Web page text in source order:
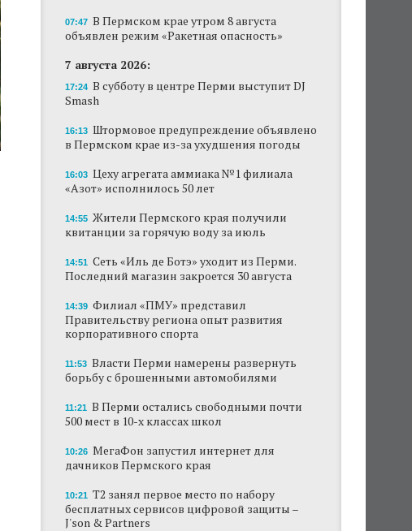
07:47 В Пермском крае утром 8 августа
объявлен режим «Ракетная опасность»
7 августа 2026:
17:24 В субботу в центре Перми выступит DJ
Smash
16:13 Штормовое предупреждение объявлено
в Пермском крае из-за ухудшения погоды
16:03 Цеху агрегата аммиака №1 филиала
«Азот» исполнилось 50 лет
14:55 Жители Пермского края получили
квитанции за горячую воду за июль
14:51 Сеть «Иль де Ботэ» уходит из Перми.
Последний магазин закроется 30 августа
14:39 Филиал «ПМУ» представил
Правительству региона опыт развития
корпоративного спорта
11:53 Власти Перми намерены развернуть
борьбу с брошенными автомобилями
11:21 В Перми остались свободными почти
500 мест в 10-х классах школ
10:26 МегаФон запустил интернет для
дачников Пермского края
10:21 Т2 занял первое место по набору
бесплатных сервисов цифровой защиты –
J'son & Partners